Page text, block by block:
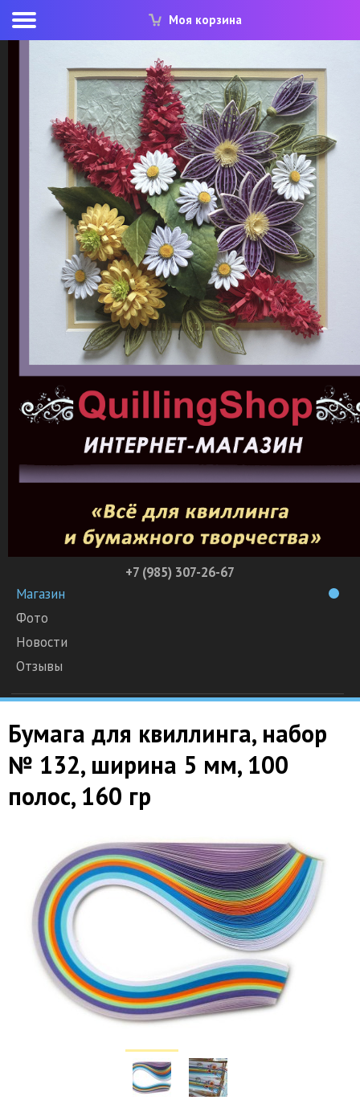
Моя корзина
+7 (985) 307-26-67
Магазин
Фото
Новости
Отзывы
Бумага для квиллинга, набор
№ 132, ширина 5 мм, 100
полос, 160 гр